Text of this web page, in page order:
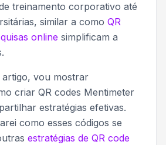
treinamento corporativo até
similar a como QR
online simplificam a
vou mostrar
criar QR codes Mentimeter
estratégias efetivas.
como esses códigos se
estratégias de QR code